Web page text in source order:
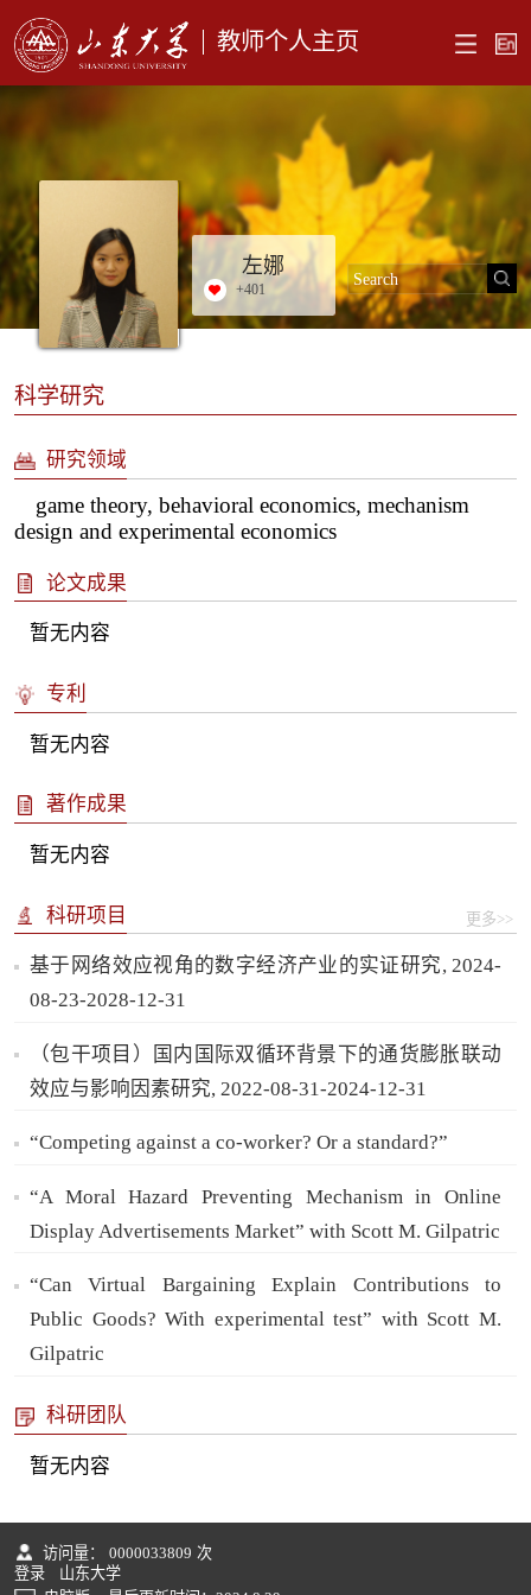
教师个人主页
左娜
+401
科学研究
研究领域
game theory, behavioral economics, mechanism
design and experimental economics
论文成果
暂无内容
专利
暂无内容
著作成果
暂无内容
科研项目 更多>>
基于网络效应视角的数字经济产业的实证研究, 2024-
08-23-2028-12-31
（包干项目）国内国际双循环背景下的通货膨胀联动
效应与影响因素研究, 2022-08-31-2024-12-31
“Competing against a co-worker? Or a standard?”
“A Moral Hazard Preventing Mechanism in Online
Display Advertisements Market” with Scott M. Gilpatric
“Can Virtual Bargaining Explain Contributions to
Public Goods? With experimental test” with Scott M.
Gilpatric
科研团队
暂无内容
访问量： 0000033809 次
登录
山东大学